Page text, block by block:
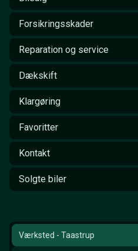
Forsikringsskader
Reparation og service
Dækskift
Klargøring
Favoritter
Kontakt
Solgte biler
Værksted - Taastrup